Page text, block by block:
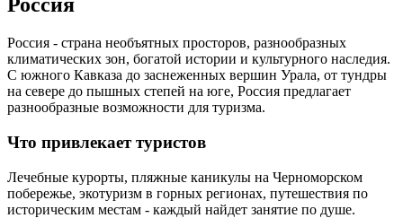
Россия - страна необъятных просторов, разнообразных
климатических зон, богатой истории и культурного наследия.
С южного Кавказа до заснеженных вершин Урала, от тундры
на севере до пышных степей на юге, Россия предлагает
разнообразные возможности для туризма.
Что привлекает туристов
Лечебные курорты, пляжные каникулы на Черноморском
побережье, экотуризм в горных регионах, путешествия по
историческим местам - каждый найдет занятие по душе.